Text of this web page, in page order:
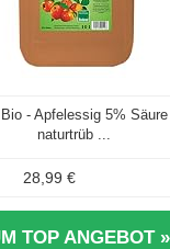
- Apfelessig 5%
naturtrüb ...
28,99 €
TOP ANGEBOT »